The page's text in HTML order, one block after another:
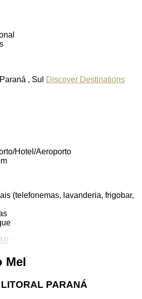
, Sul
Discover Destinations
Hotel/Aeroporto
(telefonemas, lavanderia, frigobar,
Mel
PARANÁ